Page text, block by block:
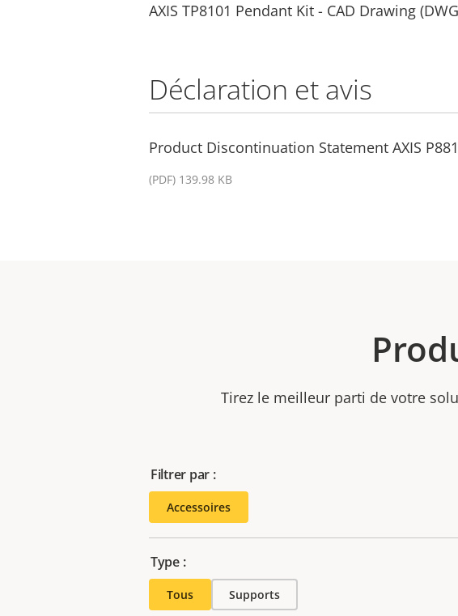
AXIS TP8101 Pendant Kit - CAD Drawing
Déclaration et avis
Product Discontinuation Statement AXIS
(PDF) 139.98 KB
Tirez le meilleur parti de votre
Filtrer par :
Accessoires
Type :
Tous Supports